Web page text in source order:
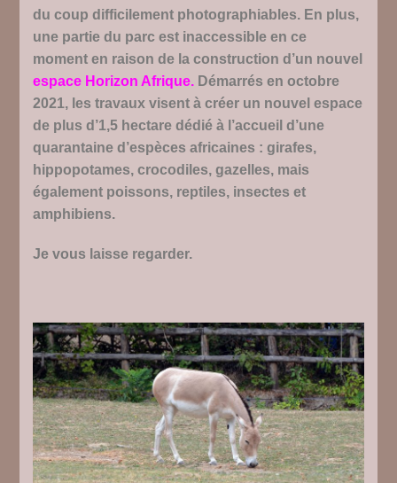
du coup difficilement photographiables. En plus,
une partie du parc est inaccessible en ce
moment en raison de la construction d’un nouvel
espace Horizon Afrique. Démarrés en octobre
2021, les travaux visent à créer un nouvel espace
de plus d’1,5 hectare dédié à l’accueil d’une
quarantaine d’espèces africaines : girafes,
hippopotames, crocodiles, gazelles, mais
également poissons, reptiles, insectes et
amphibiens.
Je vous laisse regarder.